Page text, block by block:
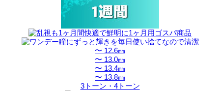
〜 12.6㎜
〜 13.0㎜
〜 13.4㎜
〜 13.8㎜
3トーン・4トーン